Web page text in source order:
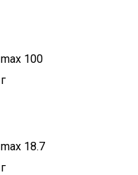
max 100
г
max 18.7
г